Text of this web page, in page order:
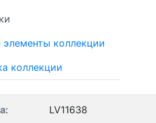
коллекции
коллекции
: LV11638